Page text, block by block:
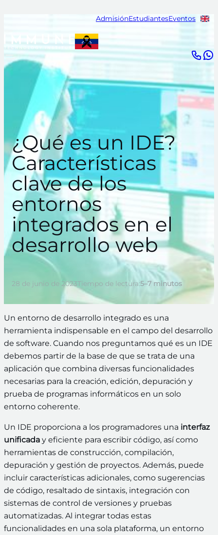
AdmisiónEstudiantesEventos
¿Qué es un IDE?
Características
clave de los
entornos
integrados en el
desarrollo web
28 de junio de 2023Tiempo de lectura:5–7 minutos
Un entorno de desarrollo integrado es una
herramienta indispensable en el campo del desarrollo
de software. Cuando nos preguntamos qué es un IDE
debemos partir de la base de que se trata de una
aplicación que combina diversas funcionalidades
necesarias para la creación, edición, depuración y
prueba de programas informáticos en un solo
entorno coherente.
Un IDE proporciona a los programadores una interfaz
unificada y eficiente para escribir código, así como
herramientas de construcción, compilación,
depuración y gestión de proyectos. Además, puede
incluir características adicionales, como sugerencias
de código, resaltado de sintaxis, integración con
sistemas de control de versiones y pruebas
automatizadas. Al integrar todas estas
funcionalidades en una sola plataforma, un entorno